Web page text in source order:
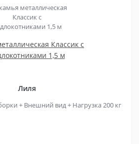
Классик с
1,5 м
Лиля
+ Внешний вид + Нагрузка 200 кг